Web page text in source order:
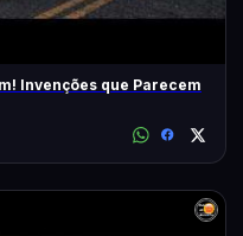
Invenções que Parecem